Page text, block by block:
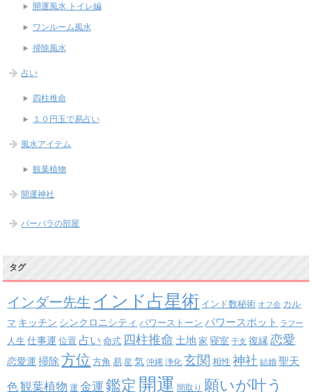
開運風水 トイレ編
ワンルーム風水
掃除風水
占い
四柱推命
１０円玉で易占い
風水アイテム
観葉植物
開運神社
バーバラの部屋
タグ
インダー先生 インド占星術 インド数秘術 オフ会 カル
マ キッチン シンクロニシティ パワーストーン パワースポット ラフー
人生 仕事運 位置 占い 命式 四柱推命 土地 家 寝室 干支 復縁 恋愛
恋愛運 掃除 方位 方角 易 星 気 沖縄 浄化 玄関 相性 神社 結婚 聖天
色 観葉植物 運 金運 鑑定 開運 間取り 願いが叶う